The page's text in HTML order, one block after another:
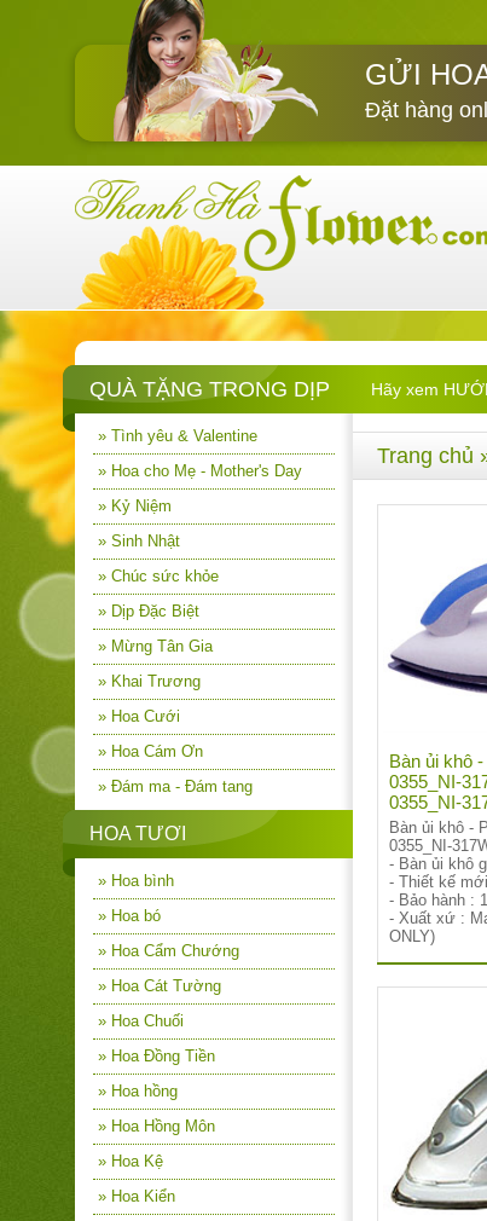
GỬI
Đặt hàng
QUÀ TẶNG TRONG DỊP Hãy xem
» Tình yêu & Valentine
» Hoa cho Mẹ - Mother's Day
» Kỷ Niệm
» Sinh Nhật
» Chúc sức khỏe
» Dịp Đặc Biệt
» Mừng Tân Gia
» Khai Trương
» Hoa Cưới
» Hoa Cám Ơn
» Đám ma - Đám tang
HOA TƯƠI
» Hoa bình
» Hoa bó
» Hoa Cẩm Chướng
» Hoa Cát Tường
» Hoa Chuối
» Hoa Đồng Tiền
» Hoa hồng
» Hoa Hồng Môn
» Hoa Kệ
» Hoa Kiển
Trang chủ
Bàn ủi khô
0355_NI-
0355_NI-
Bàn ủi khô -
0355_NI-
- Bàn ủi khô
- Thiết kế
- Bảo hành :
- Xuất xứ :
ONLY)